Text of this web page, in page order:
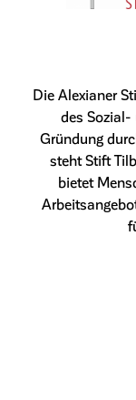
Die Alexianer
des Sozial-
Gründung
steht Stift
bietet